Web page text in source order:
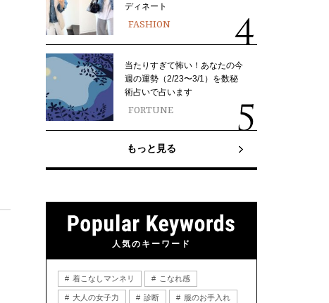
ディネート
FASHION
当たりすぎて怖い！あなたの今
週の運勢（2/23〜3/1）を数秘
術占いで占います
FORTUNE
もっと見る
人気のキーワード
着こなしマンネリ こなれ感
大人の女子力 診断 服のお手入れ